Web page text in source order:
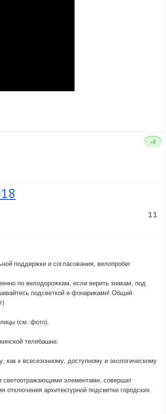
+8
11
поддержки и согласования, велопробег
по велодорожкам, если верить знакам, под
подсветкой и фонариками! Общий
(см. фото).
телебашне.
к всесезонному, доступному и экологическому
светоотражающими элементами, совершат
архитектурной подсветки городских